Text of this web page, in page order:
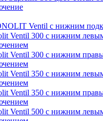
Ventil с нижним
Ventil 300 с нижним
Ventil 300 с нижним
Ventil 350 с нижним
Ventil 350 с нижним
Ventil 500 с нижним